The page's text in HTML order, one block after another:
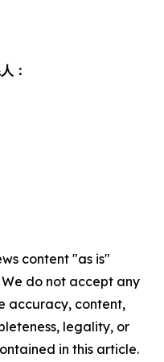
：
content "as is"
do not accept any
accuracy, content,
legality, or
in this article.